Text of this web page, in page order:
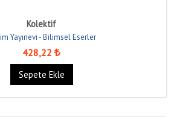
Kolektif
Yayınevi - Bilimsel Eserler
428,22
Sepete Ekle